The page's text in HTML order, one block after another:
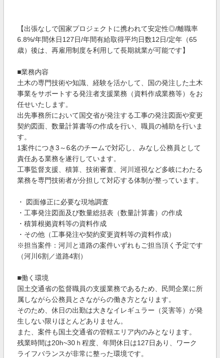
【出張なしで国家プロジェクトに携われて安定性◎/離職率
6.8%/年間休日127日/年間有給取得平均日数12日/定年（65
歳）後は、再雇用制度を利用して長期就業が可能です】
■業務内容
土木の専門技術や知識、経験を活かして、国の発注した土木
事業をサポートする発注者支援業務（資料作成業務等）をお
任せいたします。
出先事務所において国交省が発注する工事の発注図面や変更
契約図面、数量計算書等の作成を行い、職員の補助を行いま
す。
1案件につき3～6名のチームで対応し、みなし公務員として
責任ある業務を遂行しています。
工事監督支援、積算、技術審査、河川巡視など多岐にわたる
業務を専門技術者が分担して対応する体制が整っています。
・ 図面修正に必要な現地調査
・工事発注図面及び数量総括表（数量計算書）の作成
・積算根拠資料等の資料作成
・その他（工事発注や契約変更資料等の資料作成）
※担当案件：河川と道路の案件いずれもご担当頂く予定です
（河川6割／道路4割）
■働く環境
国土交通省の監督職員の支援業務であるため、民間企業に所
属しながら公務員とさながらの働き方となります。
そのため、休日の出勤は大きなイレギュラー（災害等）が発
生しない限りほとんどありません。
また、案件も国土交通省の管轄エリア内のみとなります。
残業時間は20h~30ｈ程度、年間休日は127日あり、ワーク
ライフバランスが非常に整った環境です。